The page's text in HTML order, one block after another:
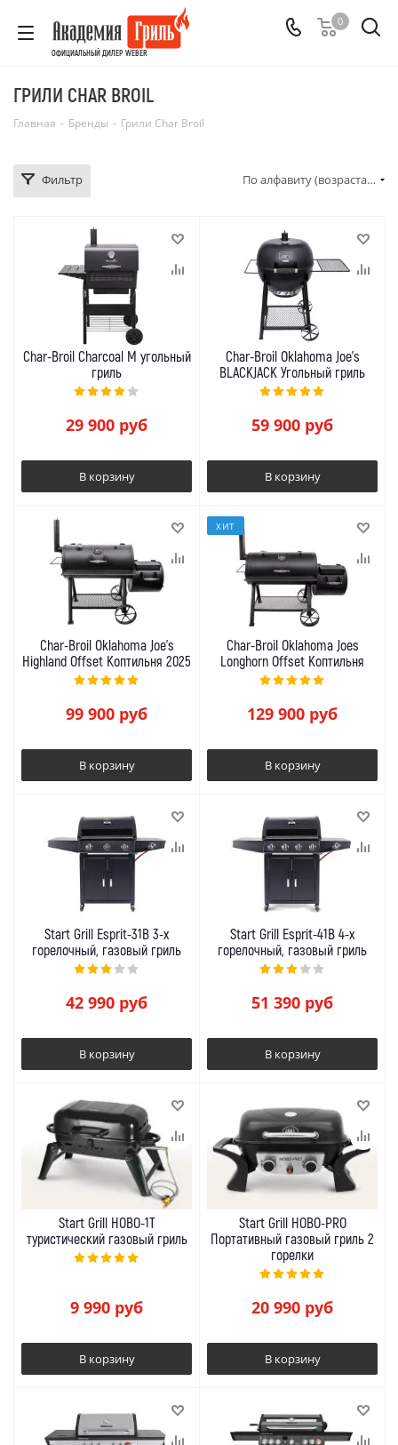
ОФИЦИАЛЬНЫЙ ДИЛЕР WEBER
0
ГРИЛИ CHAR BROIL
Главная - Бренды - Грили Char Broil
Фильтр По алфавиту (возрастание)
Char-Broil Charcoal M угольный
гриль
29 900 руб
В корзину
Char-Broil Oklahoma Joe's
BLACKJACK Угольный гриль
59 900 руб
В корзину
Char-Broil Oklahoma Joe's
Highland Offset Коптильня 2025
99 900 руб
В корзину
ХИТ
Char-Broil Oklahoma Joes
Longhorn Offset Коптильня
129 900 руб
В корзину
Start Grill Esprit-31B 3-х
горелочный, газовый гриль
42 990 руб
В корзину
Start Grill Esprit-41B 4-х
горелочный, газовый гриль
51 390 руб
В корзину
Start Grill HOBO-1T
туристический газовый гриль
9 990 руб
В корзину
Start Grill HOBO-PRO
Портативный газовый гриль 2
горелки
20 990 руб
В корзину